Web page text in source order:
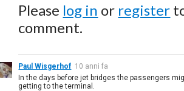
Please log in or register
comment.
Paul Wisgerhof 10 anni fa
In the days before jet bridges the passengers
getting to the terminal.